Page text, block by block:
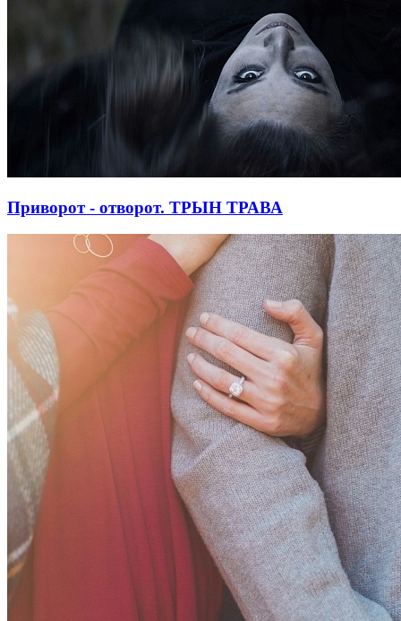
Приворот - отворот. ТРЫН ТРАВА